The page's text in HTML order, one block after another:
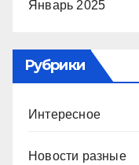
Январь 2025
Рубрики
Интересное
Новости разные